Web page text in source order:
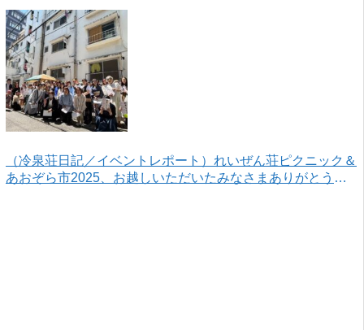
がとうございました！
（冷泉荘日記／イベントレポート）れいぜん荘ピクニック＆
あおぞら市2025、お越しいただいたみなさまありがとうご